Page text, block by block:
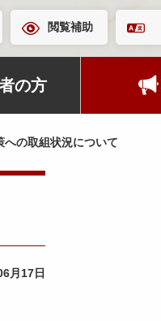
閲覧補助
の方
の取組状況について
月17日